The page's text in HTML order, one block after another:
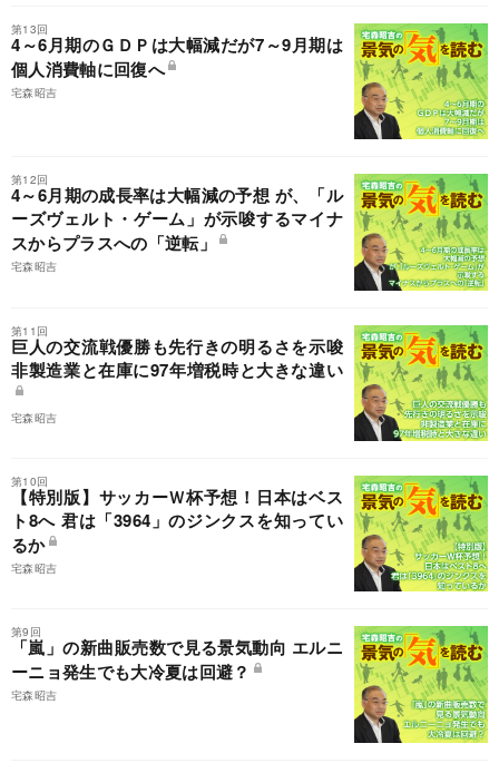
第13回
4～6月期のＧＤＰは大幅減だが7～9月期は
個人消費軸に回復へ
宅森昭吉
第12回
4～6月期の成長率は大幅減の予想 が、「ル
ーズヴェルト・ゲーム」が示唆するマイナ
スからプラスへの「逆転」
宅森昭吉
第11回
巨人の交流戦優勝も先行きの明るさを示唆
非製造業と在庫に97年増税時と大きな違い
宅森昭吉
第10回
【特別版】サッカーＷ杯予想！日本はベス
ト8へ 君は「3964」のジンクスを知ってい
るか
宅森昭吉
第9回
「嵐」の新曲販売数で見る景気動向 エルニ
ーニョ発生でも大冷夏は回避？
宅森昭吉